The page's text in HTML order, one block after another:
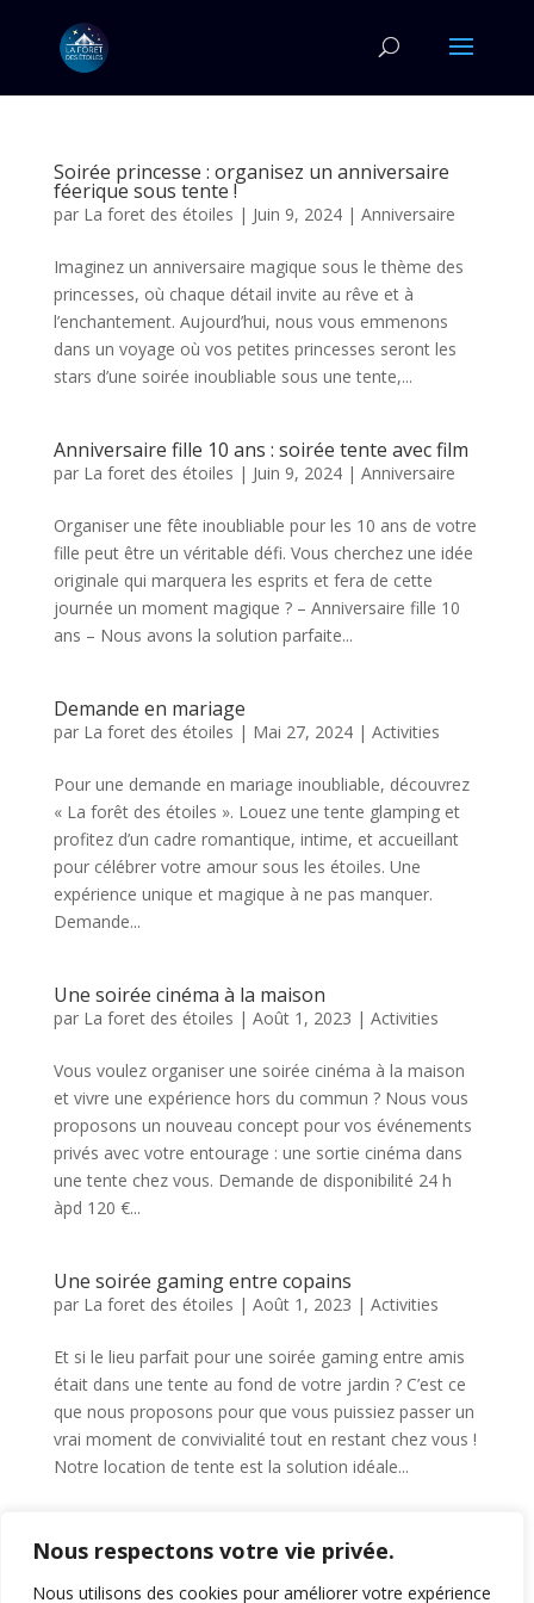
Nous respectons votre vie privée.
Nous utilisons des cookies pour améliorer votre expérience
Soirée princesse : organisez un anniversaire
féerique sous tente !
par La foret des étoiles | Juin 9, 2024| Anniversaire
Imaginez un anniversaire magique sous le thème des
princesses, où chaque détail invite au rêve et à
l’enchantement. Aujourd’hui, nous vous emmenons
dans un voyage où vos petites princesses seront les
stars d’une soirée inoubliable sous une tente,...
Anniversaire fille 10 ans : soirée tente avec film
par La foret des étoiles | Juin 9, 2024| Anniversaire
Organiser une fête inoubliable pour les 10 ans de votre
fille peut être un véritable défi. Vous cherchez une idée
originale qui marquera les esprits et fera de cette
journée un moment magique ? – Anniversaire fille 10
ans – Nous avons la solution parfaite...
Demande en mariage
par La foret des étoiles | Mai 27, 2024| Activities
Pour une demande en mariage inoubliable, découvrez
« La forêt des étoiles ». Louez une tente glamping et
profitez d’un cadre romantique, intime, et accueillant
pour célébrer votre amour sous les étoiles. Une
expérience unique et magique à ne pas manquer.
Demande...
Une soirée cinéma à la maison
par La foret des étoiles | Août 1, 2023 | Activities
Vous voulez organiser une soirée cinéma à la maison
et vivre une expérience hors du commun ? Nous vous
proposons un nouveau concept pour vos événements
privés avec votre entourage : une sortie cinéma dans
une tente chez vous. Demande de disponibilité 24 h
àpd 120 €...
Une soirée gaming entre copains
par La foret des étoiles | Août 1, 2023 | Activities
Et si le lieu parfait pour une soirée gaming entre amis
était dans une tente au fond de votre jardin ? C’est ce
que nous proposons pour que vous puissiez passer un
vrai moment de convivialité tout en restant chez vous !
Notre location de tente est la solution idéale...
« Entrées précédentes Entrées suivantes »